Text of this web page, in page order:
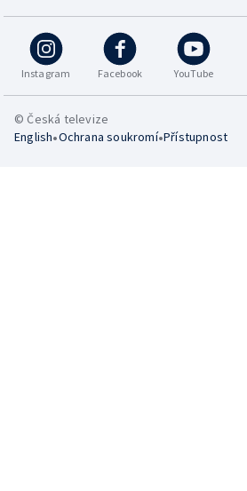
Instagram Facebook YouTube
© Česká televize
English•Ochrana soukromí•Přístupnost